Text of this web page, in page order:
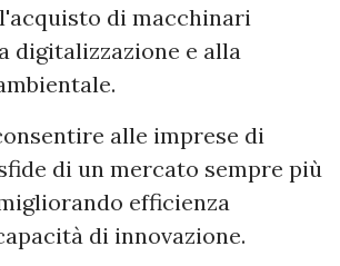
di macchinari
digitalizzazione e alla
alle imprese di
di un mercato sempre più
efficienza
di innovazione.